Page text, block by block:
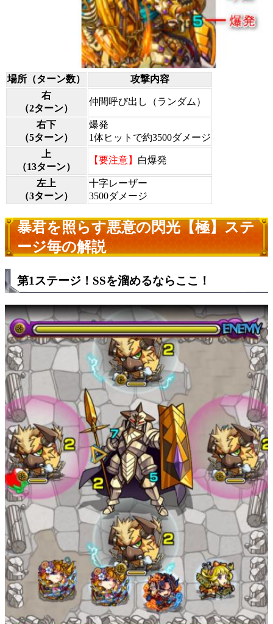
場所（ターン数）
攻撃内容
右
（2ターン）
仲間呼び出し（ランダム）
右下
（5ターン）
爆発
1体ヒットで約3500ダメージ
上
（13ターン）
【要注意】 白爆発
左上
（3ターン）
十字レーザー
3500ダメージ
暴君を照らす悪意の閃光【極】ステ
ージ毎の解説
第1ステージ！SSを溜めるならここ！